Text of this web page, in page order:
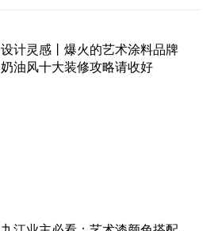
设计灵感丨爆火的艺术涂料品牌
奶油风十大装修攻略请收好